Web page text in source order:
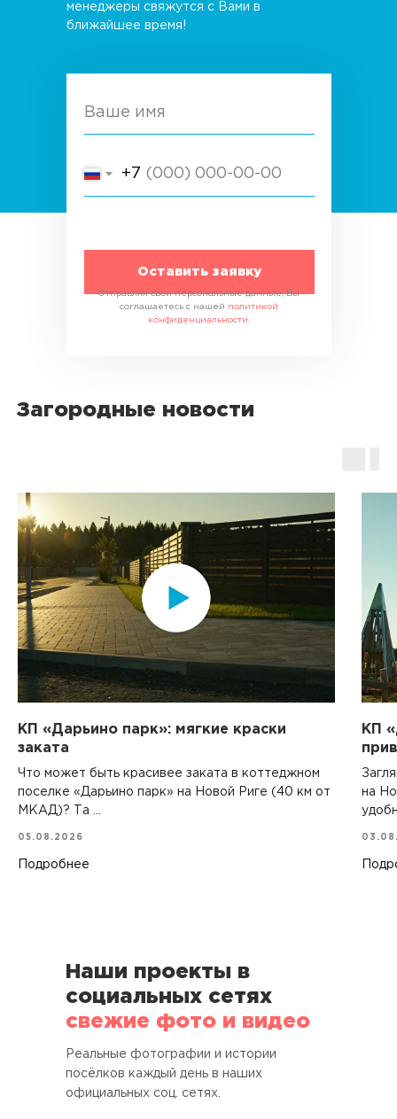
менеджеры свяжутся с Вами в
ближайшее время!
Ваше имя
+7
Оставить заявку
Отправляя свои персональные данные, Вы
соглашаетесь с нашей политикой
конфиденциальности.
Загородные новости
КП «Дарьино парк»: мягкие краски
заката
Что может быть красивее заката в коттеджном
поселке «Дарьино парк» на Новой Риге (40 км от
МКАД)? Та ...
05.08.2026
Подробнее
КП
на
Реальные фотографии и истории
посёлков каждый день в наших
официальных соц. сетях.
Наши проекты в
социальных сетях
свежие фото и видео